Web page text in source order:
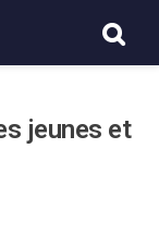
jeunes et